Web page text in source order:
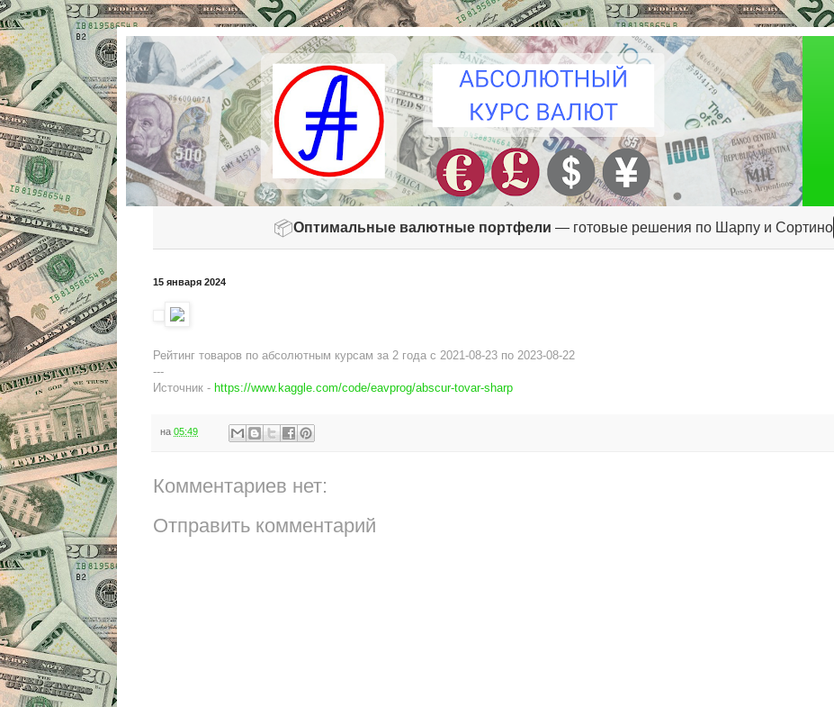
📦Оптимальные валютные портфели — готовые решения по Шарпу и Сортино
15 января 2024
Рейтинг товаров по абсолютным курсам за 2 года c 2021-08-23 по 2023-08-22
---
Источник - https://www.kaggle.com/code/eavprog/abscur-tovar-sharp
на 05:49
Комментариев нет:
Отправить комментарий